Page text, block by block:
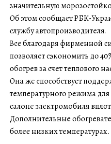
значительную
Об этом сообщает РБК-
службу автопроизводителя.
Все благодаря фирменной
позволяет сэкономить до
обогрев за счет теплового
Она же способствует
температурного режима
салоне электромобиля
Дополнительные
более низких температурах.